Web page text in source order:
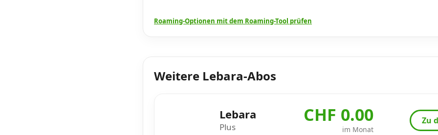
Roaming-Optionen mit dem Roaming-Tool prüfen
Weitere Lebara-Abos
Lebara
Plus
CHF 0.00
im Monat
Zu